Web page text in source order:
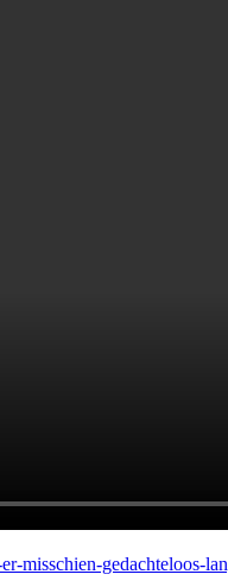
misschien-gedachteloos-